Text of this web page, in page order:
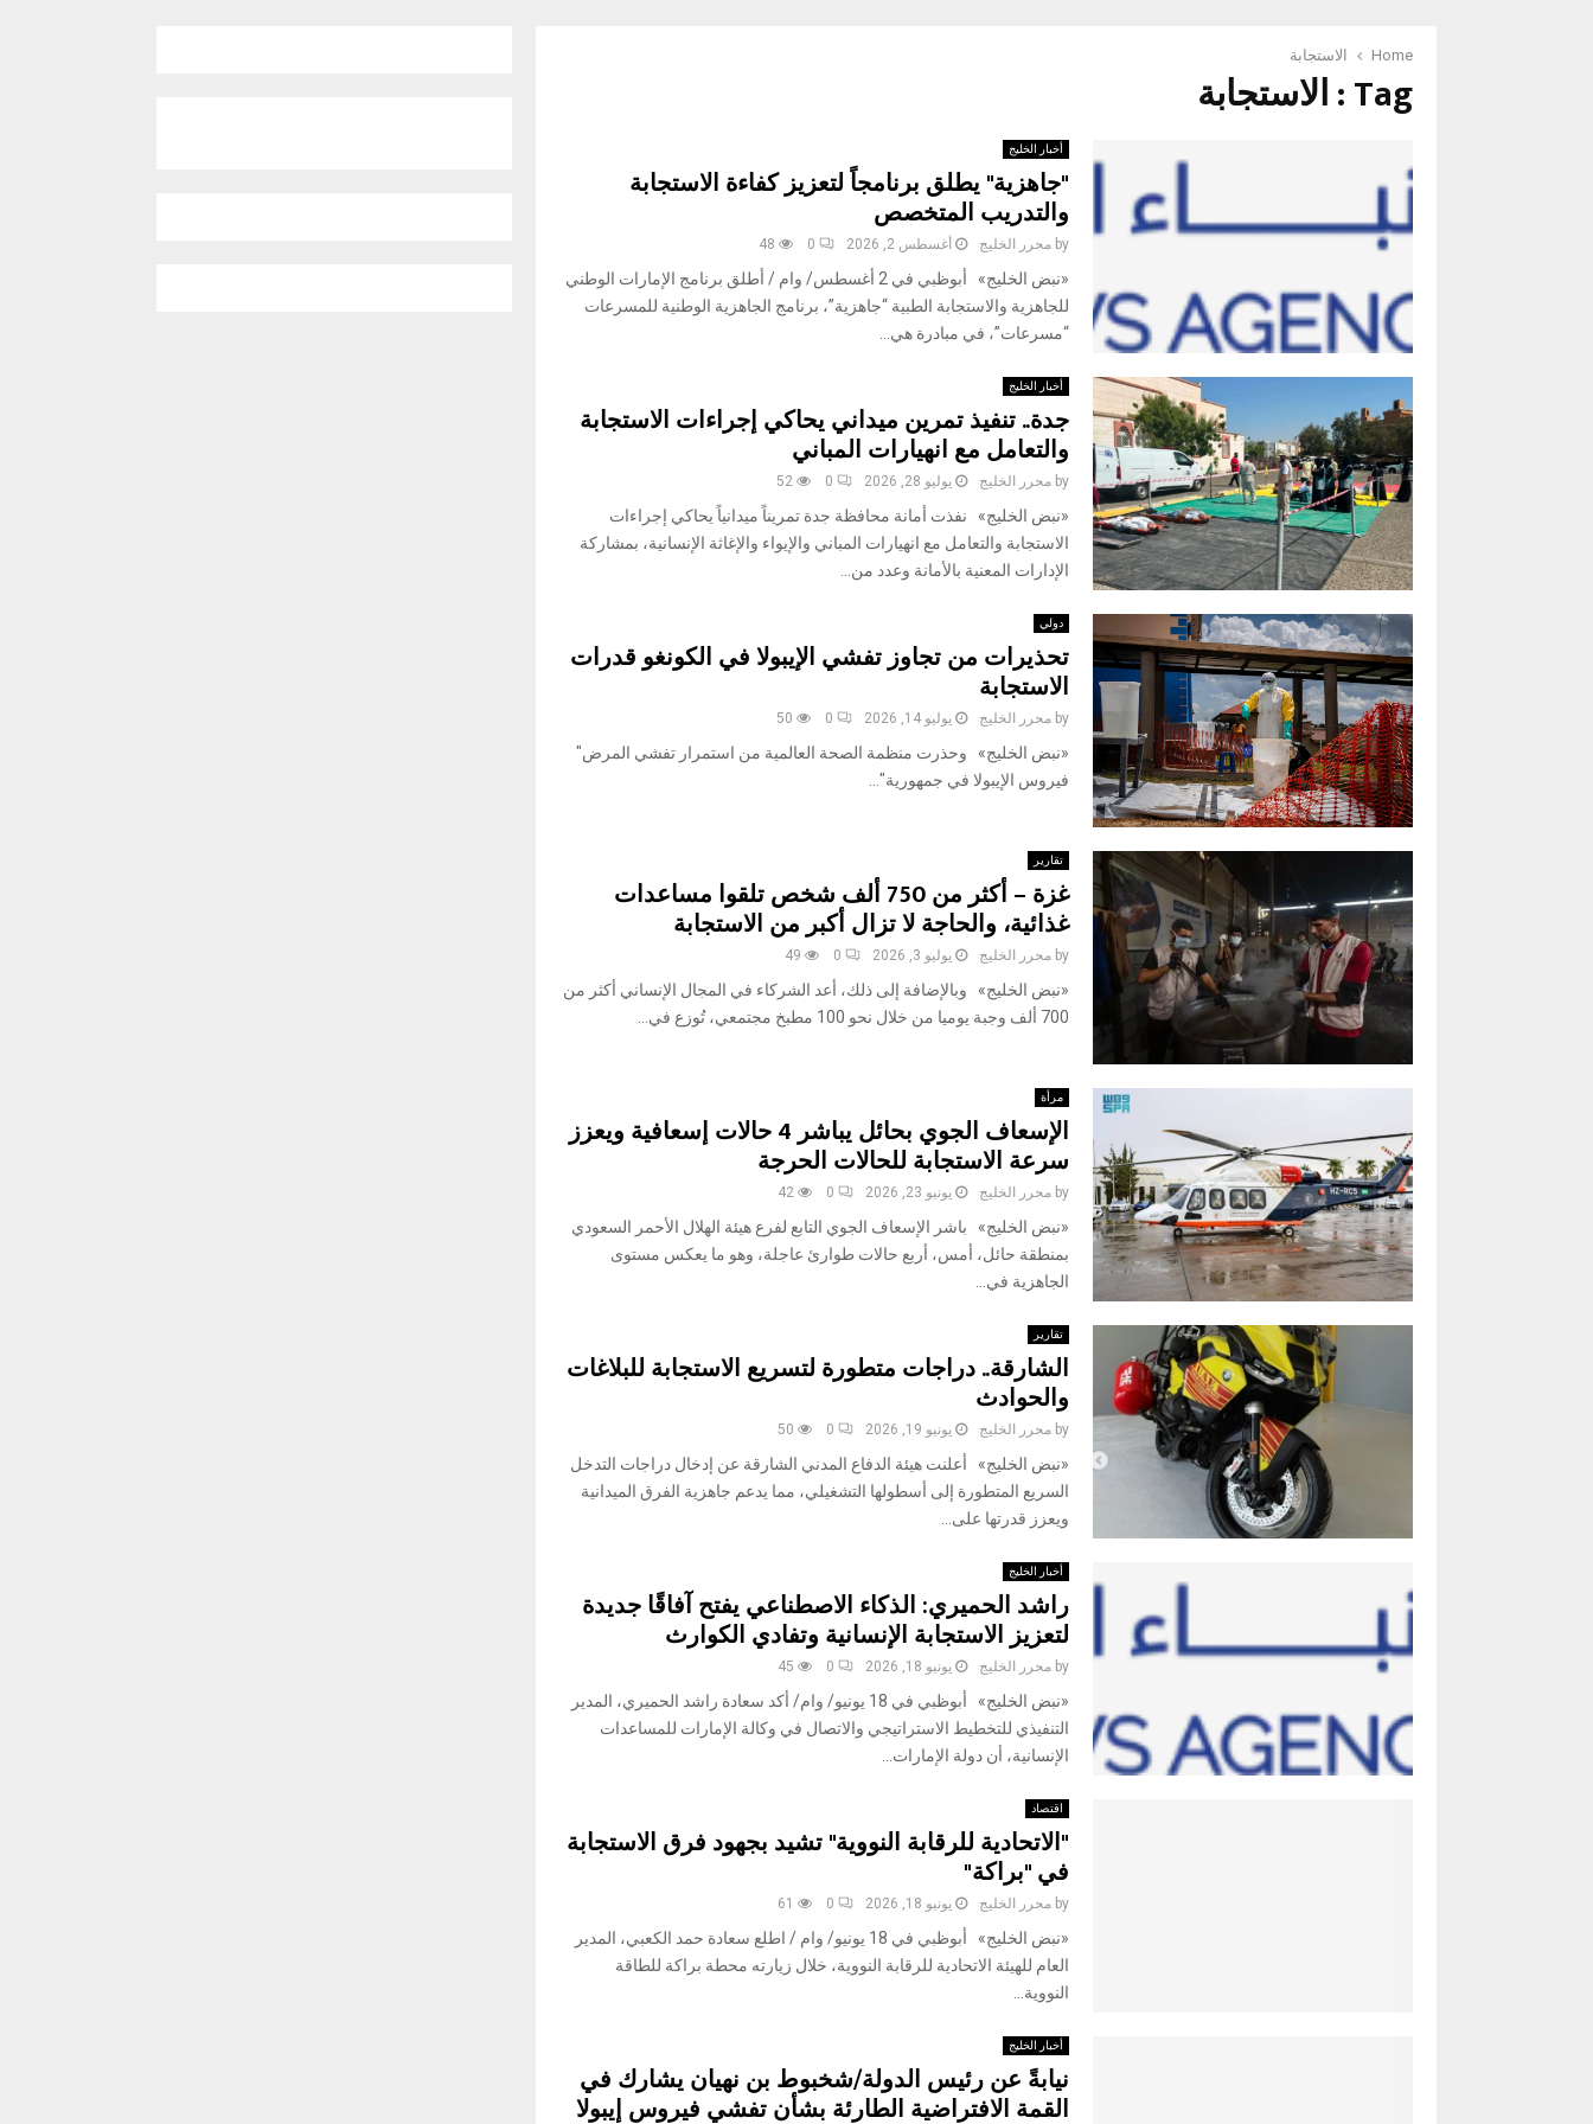
Home الاستجابة
Tag : الاستجابة
أخبار الخليج
"جاهزية" يطلق برنامجاً لتعزيز كفاءة الاستجابة
والتدريب المتخصص
by محرر الخليج أغسطس 2, 2026 0
48
«نبض الخليج» أبوظبي في 2 أغسطس/ وام / أطلق برنامج الإمارات الوطني
للجاهزية والاستجابة الطبية “جاهزية”، برنامج الجاهزية الوطنية للمسرعات
“مسرعات”، في مبادرة هي...
أخبار الخليج
جدة.. تنفيذ تمرين ميداني يحاكي إجراءات الاستجابة
والتعامل مع انهيارات المباني
by محرر الخليج يوليو 28, 2026 0
52
«نبض الخليج» نفذت أمانة محافظة جدة تمريناً ميدانياً يحاكي إجراءات
الاستجابة والتعامل مع انهيارات المباني والإيواء والإغاثة الإنسانية، بمشاركة
الإدارات المعنية بالأمانة وعدد من...
دولي
تحذيرات من تجاوز تفشي الإيبولا في الكونغو قدرات
الاستجابة
by محرر الخليج يوليو 14, 2026 0
50
«نبض الخليج» وحذرت منظمة الصحة العالمية من استمرار تفشي المرض"
فيروس الإيبولا في جمهورية"...
تقارير
غزة – أكثر من 750 ألف شخص تلقوا مساعدات
غذائية، والحاجة لا تزال أكبر من الاستجابة
by محرر الخليج يوليو 3, 2026 0
49
«نبض الخليج» وبالإضافة إلى ذلك، أعد الشركاء في المجال الإنساني أكثر من
700 ألف وجبة يوميا من خلال نحو 100 مطبخ مجتمعي، تُوزع في...
مرأة
الإسعاف الجوي بحائل يباشر 4 حالات إسعافية ويعزز
سرعة الاستجابة للحالات الحرجة
by محرر الخليج يونيو 23, 2026 0
42
«نبض الخليج» باشر الإسعاف الجوي التابع لفرع هيئة الهلال الأحمر السعودي
بمنطقة حائل، أمس، أربع حالات طوارئ عاجلة، وهو ما يعكس مستوى
الجاهزية في...
تقارير
الشارقة.. دراجات متطورة لتسريع الاستجابة للبلاغات
والحوادث
by محرر الخليج يونيو 19, 2026 0
50
«نبض الخليج» أعلنت هيئة الدفاع المدني الشارقة عن إدخال دراجات التدخل
السريع المتطورة إلى أسطولها التشغيلي، مما يدعم جاهزية الفرق الميدانية
ويعزز قدرتها على...
أخبار الخليج
راشد الحميري: الذكاء الاصطناعي يفتح آفاقًا جديدة
لتعزيز الاستجابة الإنسانية وتفادي الكوارث
by محرر الخليج يونيو 18, 2026 0
45
«نبض الخليج» أبوظبي في 18 يونيو/ وام/ أكد سعادة راشد الحميري، المدير
التنفيذي للتخطيط الاستراتيجي والاتصال في وكالة الإمارات للمساعدات
الإنسانية، أن دولة الإمارات...
اقتصاد
"الاتحادية للرقابة النووية" تشيد بجهود فرق الاستجابة
في "براكة"
by محرر الخليج يونيو 18, 2026 0
61
«نبض الخليج» أبوظبي في 18 يونيو/ وام / اطلع سعادة حمد الكعبي، المدير
العام للهيئة الاتحادية للرقابة النووية، خلال زيارته محطة براكة للطاقة
النووية...
أخبار الخليج
نيابةً عن رئيس الدولة/شخبوط بن نهيان يشارك في
القمة الافتراضية الطارئة بشأن تفشي فيروس إيبولا